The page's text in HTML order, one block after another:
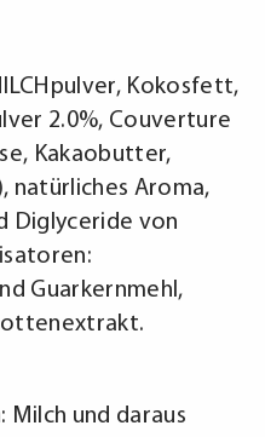
Kokosfett,
2.0%, Couverture
Kakaobutter,
natürliches Aroma,
Diglyceride von
Guarkernmehl,
und daraus